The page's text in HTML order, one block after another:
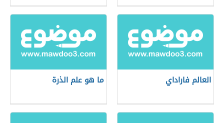
العالم فاراداي ما هو علم الذرة